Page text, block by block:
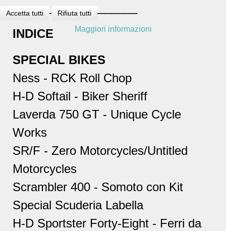
___________________
INDICE
SPECIAL BIKES
Ness - RCK Roll Chop
H-D Softail - Biker Sheriff
Laverda 750 GT - Unique Cycle
Works
SR/F - Zero Motorcycles/Untitled
Motorcycles
Scrambler 400 - Somoto con Kit
Special Scuderia Labella
H-D Sportster Forty-Eight - Ferri da
Accetta tutti Rifiuta tutti
Maggiori informazioni